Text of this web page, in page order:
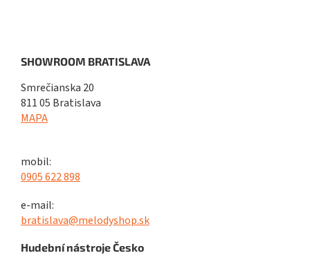
SHOWROOM BRATISLAVA
Smrečianska 20
811 05 Bratislava
MAPA
mobil:
0905 622 898
e-mail:
bratislava@melodyshop.sk
Hudební nástroje Česko